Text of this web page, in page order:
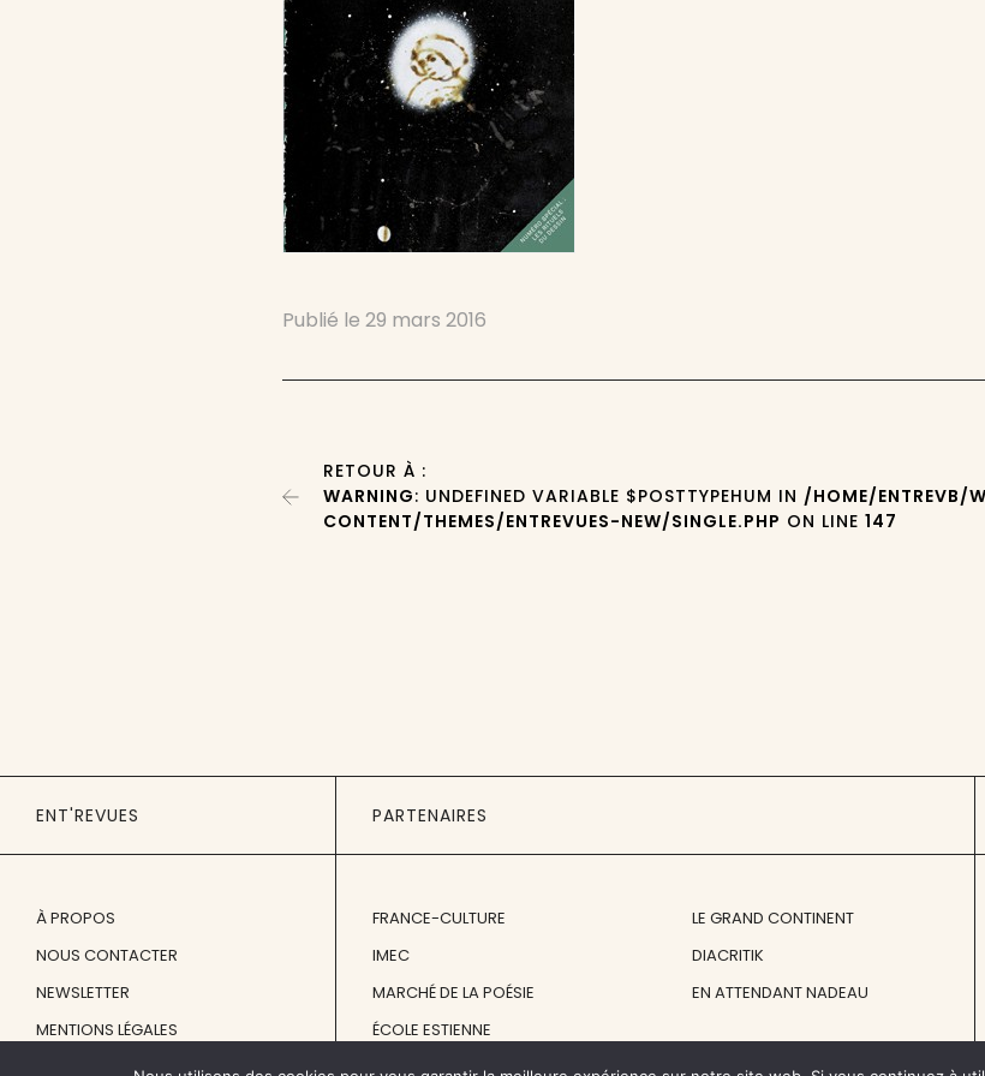
Publié le29 mars 2016
RETOUR À :
WARNING: UNDEFINED VARIABLE $POSTTYPEHUM IN /HOME/ENTREVB/
CONTENT/THEMES/ENTREVUES-NEW/SINGLE.PHP ON LINE147
ENT'REVUES
À PROPOS
NOUS CONTACTER
NEWSLETTER
MENTIONS LÉGALES
PARTENAIRES
FRANCE-CULTURE
IMEC
MARCHÉ DE LA POÉSIE
ÉCOLE ESTIENNE
LE GRAND CONTINENT
DIACRITIK
EN ATTENDANT NADEAU